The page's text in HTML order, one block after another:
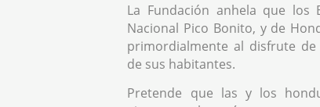
La Fundación anhela que los
Nacional Pico Bonito, y de
primordialmente al disfrute
de sus habitantes.
Pretende que las y los